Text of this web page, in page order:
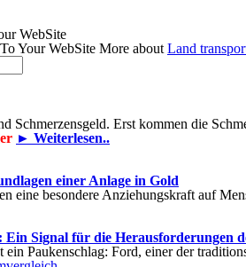
WebSite
Your WebSite More about Land
Schmerzensgeld. Erst kommen die
► Weiterlesen..
einer Anlage in Gold
eine besondere Anziehungskraft auf
Signal für die Herausforderungen
Paukenschlag: Ford, einer der